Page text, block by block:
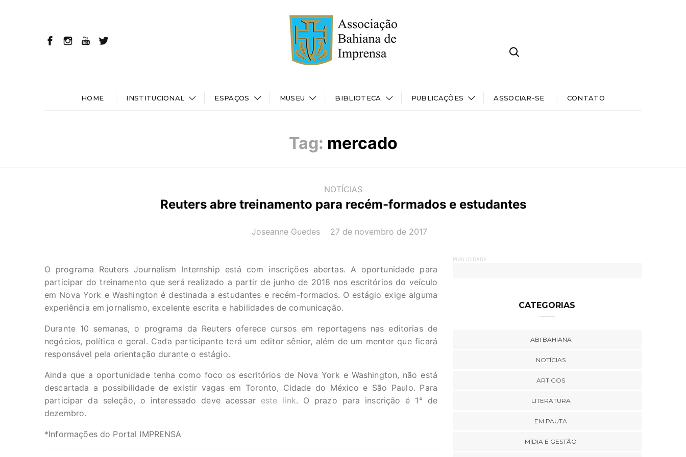
HOME INSTITUCIONAL ESPAÇOS MUSEU BIBLIOTECA PUBLICAÇÕES ASSOCIAR-SE CONTATO
Tag: mercado
NOTÍCIAS
Reuters abre treinamento para recém-formados e estudantes
AUTOR(A):
Joseanne Guedes DATA:
27 de novembro de 2017
O programa Reuters Journalism Internship está com inscrições abertas. A oportunidade para
participar do treinamento que será realizado a partir de junho de 2018 nos escritórios do veículo
em Nova York e Washington é destinada a estudantes e recém-formados. O estágio exige alguma
experiência em jornalismo, excelente escrita e habilidades de comunicação.
Durante 10 semanas, o programa da Reuters oferece cursos em reportagens nas editorias de
negócios, política e geral. Cada participante terá um editor sênior, além de um mentor que ficará
responsável pela orientação durante o estágio.
Ainda que a oportunidade tenha como foco os escritórios de Nova York e Washington, não está
descartada a possibilidade de existir vagas em Toronto, Cidade do México e São Paulo. Para
participar da seleção, o interessado deve acessar este link. O prazo para inscrição é 1° de
dezembro.
*Informações do Portal IMPRENSA
PUBLICIDADE
CATEGORIAS
ABI BAHIANA
NOTÍCIAS
ARTIGOS
LITERATURA
EM PAUTA
MÍDIA E GESTÃO